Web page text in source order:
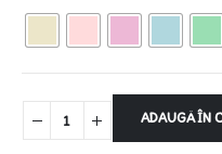
ADAUGĂ ÎN